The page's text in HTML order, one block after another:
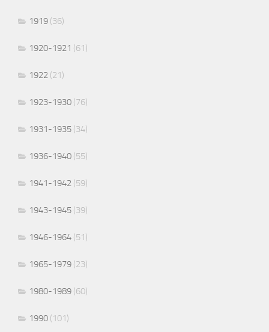
1919 (36)
1920-1921 (61)
1922 (21)
1923-1930 (76)
1931-1935 (34)
1936-1940 (55)
1941-1942 (59)
1943-1945 (39)
1946-1964 (51)
1965-1979 (23)
1980-1989 (60)
1990 (101)